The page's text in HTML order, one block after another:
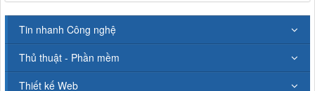
Tin nhanh Công nghệ
Thủ thuật - Phần mềm
Thiết kế Web